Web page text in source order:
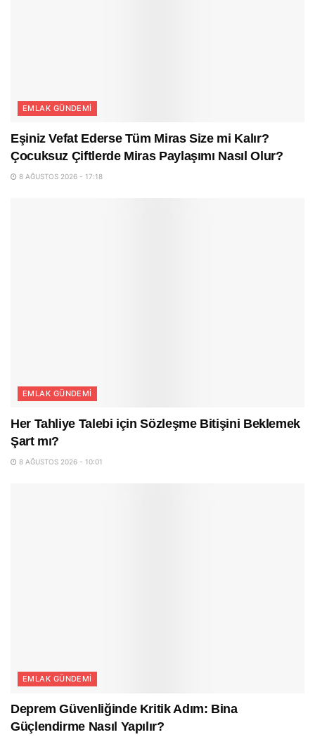
EMLAK GÜNDEMI
Eşiniz Vefat Ederse Tüm Miras Size mi Kalır?
Çocuksuz Çiftlerde Miras Paylaşımı Nasıl Olur?
8 AĞUSTOS 2026 - 17:18
EMLAK GÜNDEMI
Her Tahliye Talebi için Sözleşme Bitişini Beklemek
Şart mı?
8 AĞUSTOS 2026 - 10:01
EMLAK GÜNDEMI
Deprem Güvenliğinde Kritik Adım: Bina
Güçlendirme Nasıl Yapılır?